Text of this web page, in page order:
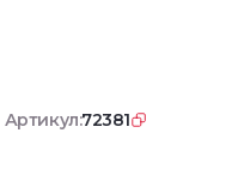
Артикул:72381